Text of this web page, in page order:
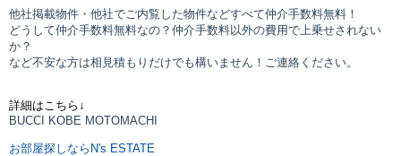
他社掲載物件・他社でご内覧した物件などすべて仲介手数料無料！
どうして仲介手数料無料なの？仲介手数料以外の費用で上乗せされない
か？
など不安な方は相見積もりだけでも構いません！ご連絡ください。
詳細はこちら↓
BUCCI KOBE MOTOMACHI
お部屋探しならN's ESTATE